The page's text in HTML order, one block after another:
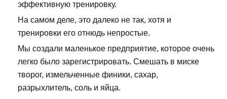
эффективную тренировку.
На самом деле, это далеко не так, хотя и
тренировки его отнюдь непростые.
Мы создали маленькое предприятие, которое очень
легко было зарегистрировать. Смешать в миске
творог, измельченные финики, сахар,
разрыхлитель, соль и яйца.